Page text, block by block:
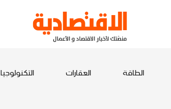
الطاقة العقارات التكنولوجيا